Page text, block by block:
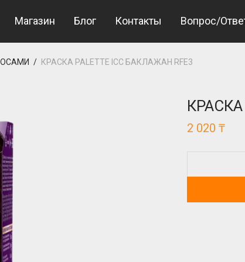
Магазин Блог Контакты Вопрос/
/ КРАСКА PALETTE ICC БАКЛАЖАН RFE3
КРАСКА
2 020 ₸